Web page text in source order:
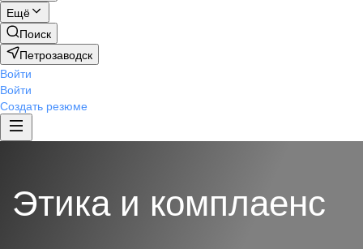
Ещё
Поиск
Петрозаводск
Войти
Войти
Создать резюме
Этика и комплаенс